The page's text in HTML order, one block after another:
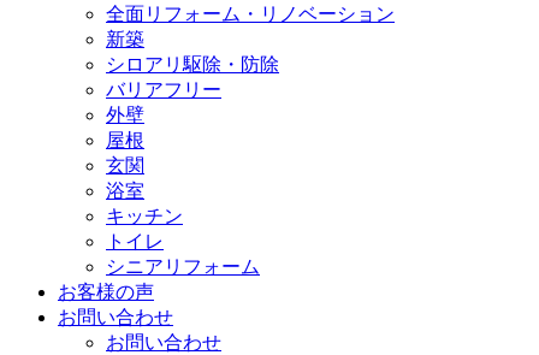
全面リフォーム・リノベーション
新築
シロアリ駆除・防除
バリアフリー
外壁
屋根
玄関
浴室
キッチン
トイレ
シニアリフォーム
お客様の声
お問い合わせ
お問い合わせ